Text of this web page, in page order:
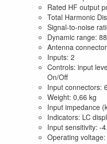
Rated HF output
Total Harmonic
Signal-to-noise
Dynamic range:
Antenna
Inputs: 2
Controls: input
On/Off
Input connectors:
Weight: 0,66 kg
Input impedance
Indicators: LC
Input sensitivity: -
Operating